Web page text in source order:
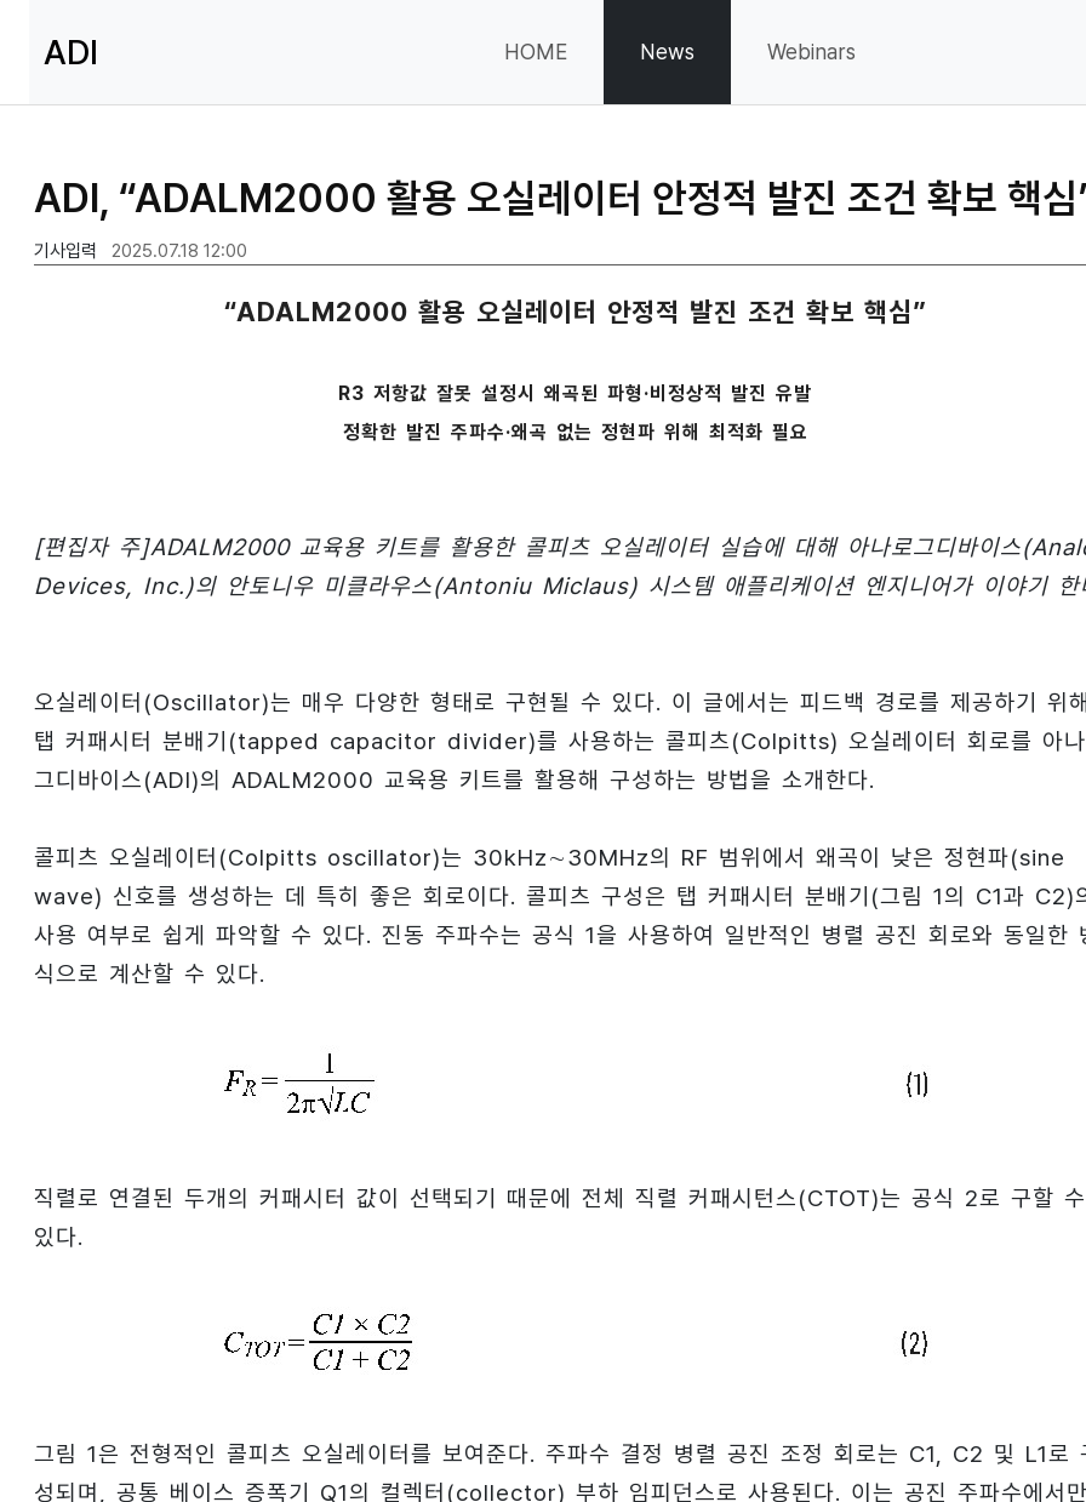
ADI HOME News Webinars
ADI, “ADALM2000 활용 오실레이터 안정적 발진 조건 확보 핵심
기사입력 2025.07.18 12:00
“ADALM2000 활용 오실레이터 안정적 발진 조건 확보 핵심”
R3 저항값 잘못 설정시 왜곡된 파형·비정상적 발진 유발
정확한 발진 주파수·왜곡 없는 정현파 위해 최적화 필요
[편집자 주]ADALM2000 교육용 키트를 활용한 콜피츠 오실레이터 실습에 대해 아나로그디바이스
Devices, Inc.)의 안토니우 미클라우스(Antoniu Miclaus) 시스템 애플리케이션 엔지니어가 이야기 한
오실레이터(Oscillator)는 매우 다양한 형태로 구현될 수 있다. 이 글에서는 피드백 경로를 제공하기 위
탭 커패시터 분배기(tapped capacitor divider)를 사용하는 콜피츠(Colpitts) 오실레이터 회로를 아
그디바이스(ADI)의 ADALM2000 교육용 키트를 활용해 구성하는 방법을 소개한다.
콜피츠 오실레이터(Colpitts oscillator)는 30kHz∼30MHz의 RF 범위에서 왜곡이 낮은 정현파(sine
wave) 신호를 생성하는 데 특히 좋은 회로이다. 콜피츠 구성은 탭 커패시터 분배기(그림 1의 C1과 C2)
사용 여부로 쉽게 파악할 수 있다. 진동 주파수는 공식 1을 사용하여 일반적인 병렬 공진 회로와 동일한
식으로 계산할 수 있다.
직렬로 연결된 두개의 커패시터 값이 선택되기 때문에 전체 직렬 커패시턴스(CTOT)는 공식 2로 구할 수
있다.
그림 1은 전형적인 콜피츠 오실레이터를 보여준다. 주파수 결정 병렬 공진 조정 회로는 C1, C2 및 L1로
성되며, 공통 베이스 증폭기 Q1의 컬렉터(collector) 부하 임피던스로 사용된다. 이는 공진 주파수에서